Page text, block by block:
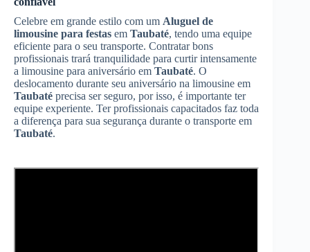
Celebre em grande estilo com um Aluguel de
limousine para festas em Taubaté, tendo uma equipe
eficiente para o seu transporte. Contratar bons
profissionais trará tranquilidade para curtir intensamente
a limousine para aniversário em Taubaté. O
deslocamento durante seu aniversário na limousine em
Taubaté precisa ser seguro, por isso, é importante ter
equipe experiente. Ter profissionais capacitados faz toda
a diferença para sua segurança durante o transporte em
Taubaté.